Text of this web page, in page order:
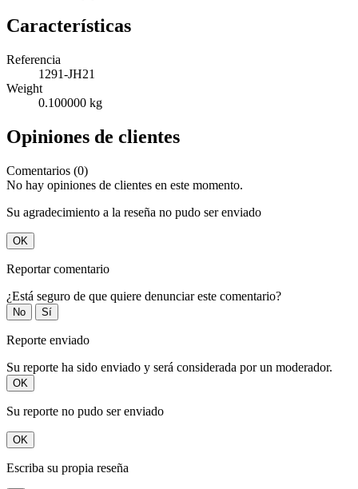
Características
Referencia
1291-JH21
Weight
0.100000 kg
Opiniones de clientes
Comentarios (0)
No hay opiniones de clientes en este momento.
Su agradecimiento a la reseña no pudo ser enviado
OK
Reportar comentario
¿Está seguro de que quiere denunciar este comentario?
No Sí
Reporte enviado
Su reporte ha sido enviado y será considerada por un moderador.
OK
Su reporte no pudo ser enviado
OK
Escriba su propia reseña